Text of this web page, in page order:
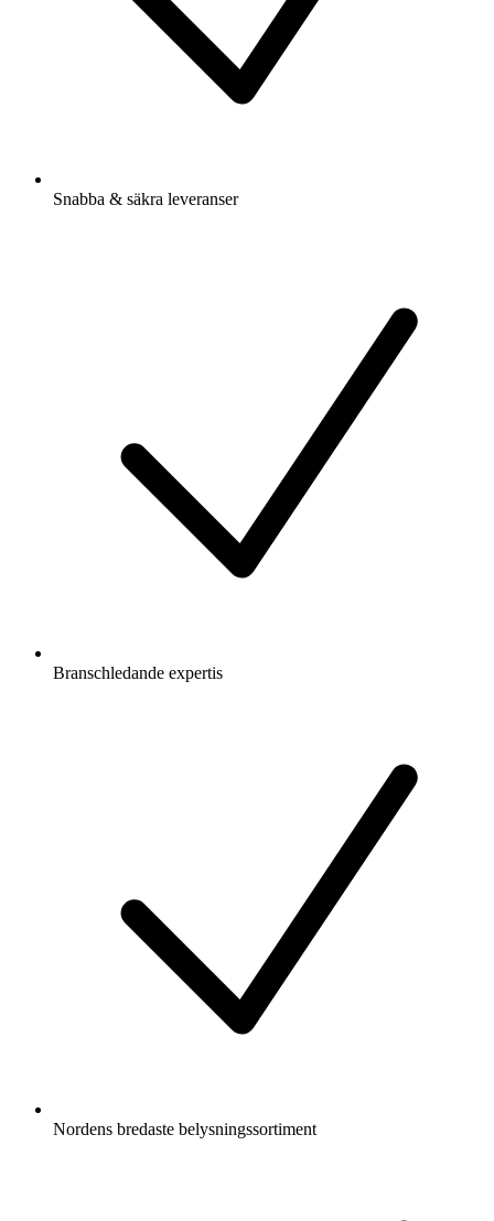
Snabba & säkra leveranser
Branschledande expertis
Nordens bredaste belysningssortiment